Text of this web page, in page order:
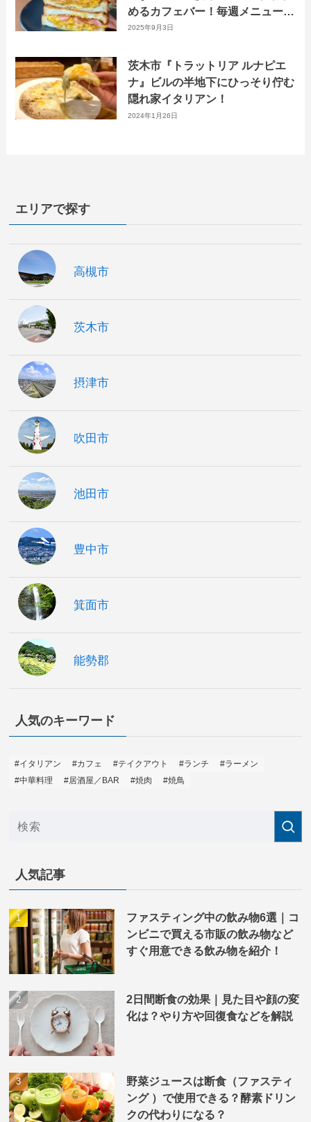
めるカフェバー！毎週メニューが
変わる”週替わりランチ”もおすす
2025年9月3日
茨木市『トラットリア ルナピエ
ナ』ビルの半地下にひっそり佇む
隠れ家イタリアン！
2024年1月26日
エリアで探す
高槻市
茨木市
摂津市
吹田市
池田市
豊中市
箕面市
能勢郡
人気のキーワード
#イタリアン #カフェ #テイクアウト #ランチ
#ラーメン
#中華料理
#居酒屋／BAR #焼肉 #焼鳥
人気記事
ファスティング中の飲み物6選｜コ
ンビニで買える市販の飲み物など
すぐ用意できる飲み物を紹介！
2日間断食の効果｜見た目や顔の変
化は？やり方や回復食などを解説
野菜ジュースは断食（ファスティ
ング ）で使用できる？酵素ドリン
クの代わりになる？